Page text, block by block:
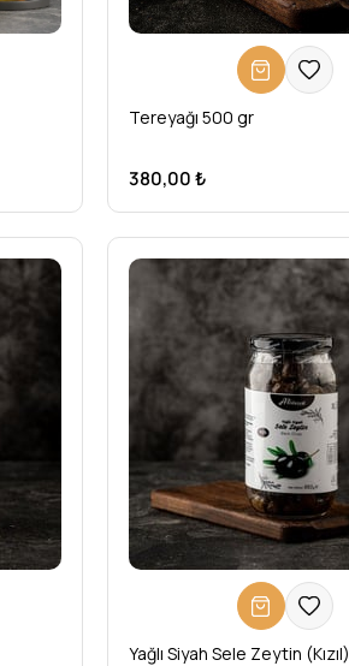
Tereyağı 500 gr
380,00 ₺
Yağlı Siyah Sele Zeytin (Kızıl)